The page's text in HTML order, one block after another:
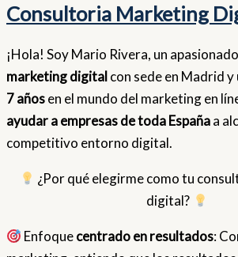
Consultoria Marketing
¡Hola! Soy Mario Rivera, un apasionado
marketing digitalcon sede en Madrid y
7 añosen el mundo del marketing en
ayudar a empresas de toda Españaa
competitivo entorno digital.
¿Por qué elegirme como tu
digital?
Enfoquecentrado en resultados: